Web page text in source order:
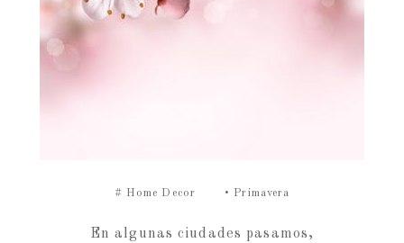
# Home Decor • Primavera
En algunas ciudades pasamos,